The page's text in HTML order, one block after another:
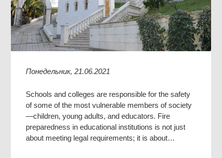
Понедельник, 21.06.2021
Schools and colleges are responsible for the safety
of some of the most vulnerable members of society
—children, young adults, and educators. Fire
preparedness in educational institutions is not just
about meeting legal requirements; it is about…